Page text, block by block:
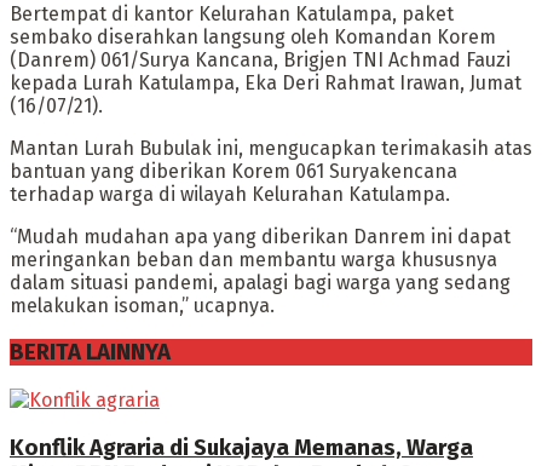
Bertempat di kantor Kelurahan Katulampa, paket
sembako diserahkan langsung oleh Komandan Korem
(Danrem) 061/Surya Kancana, Brigjen TNI Achmad Fauzi
kepada Lurah Katulampa, Eka Deri Rahmat Irawan, Jumat
(16/07/21).
Mantan Lurah Bubulak ini, mengucapkan terimakasih atas
bantuan yang diberikan Korem 061 Suryakencana
terhadap warga di wilayah Kelurahan Katulampa.
“Mudah mudahan apa yang diberikan Danrem ini dapat
meringankan beban dan membantu warga khususnya
dalam situasi pandemi, apalagi bagi warga yang sedang
melakukan isoman,” ucapnya.
BERITA LAINNYA
Konflik Agraria di Sukajaya Memanas, Warga